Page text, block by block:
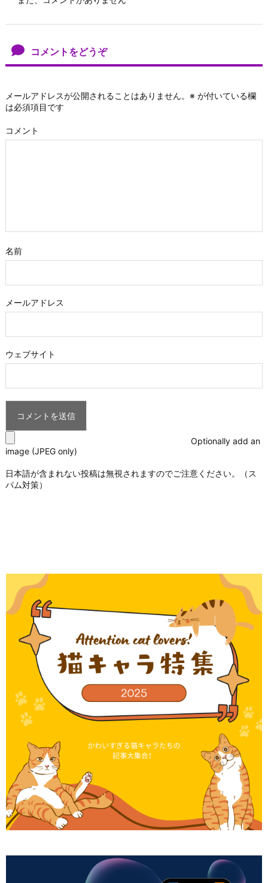
コメントをどうぞ
メールアドレスが公開されることはありません。 ※ が付いている欄
は必須項目です
コメント
名前
メールアドレス
ウェブサイト
Optionally add an
image (JPEG only)
日本語が含まれない投稿は無視されますのでご注意ください。（ス
パム対策）